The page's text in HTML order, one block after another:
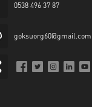
0538 496 37 87
goksuorg60@gmail.com